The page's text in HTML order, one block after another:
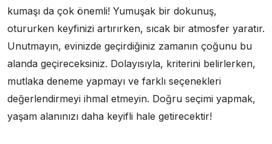
kumaşı da çok önemli! Yumuşak bir dokunuş,
otururken keyfinizi artırırken, sıcak bir atmosfer yaratır.
Unutmayın, evinizde geçirdiğiniz zamanın çoğunu bu
alanda geçireceksiniz. Dolayısıyla, kriterini belirlerken,
mutlaka deneme yapmayı ve farklı seçenekleri
değerlendirmeyi ihmal etmeyin. Doğru seçimi yapmak,
yaşam alanınızı daha keyifli hale getirecektir!